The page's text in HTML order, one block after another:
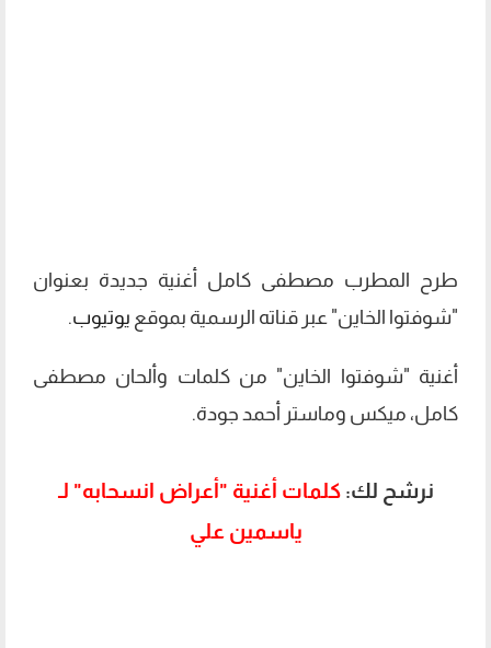
طرح المطرب مصطفى كامل أغنية جديدة بعنوان
"شوفتوا الخاين" عبر قناته الرسمية بموقع يوتيوب.
أغنية "شوفتوا الخاين" من كلمات وألحان مصطفى
كامل، ميكس وماستر أحمد جودة.
نرشح لك: كلمات أغنية "أعراض انسحابه" لـ
ياسمين علي